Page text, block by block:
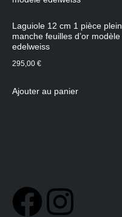
Laguiole 12 cm 1 pièce plein
manche feuilles d’or modèle
edelweiss
295,00 €
Ajouter au panier